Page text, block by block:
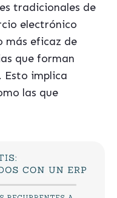
tradicionales de
electrónico
más eficaz de
que forman
Esto implica
las que